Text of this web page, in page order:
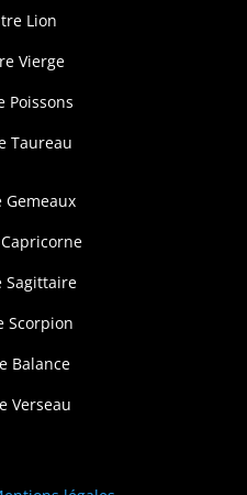
Lion
Vierge
Poissons
Taureau
Gemeaux
Sagittaire
Scorpion
Balance
Verseau